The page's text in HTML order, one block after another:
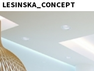
LESINSKA_CONCEPT